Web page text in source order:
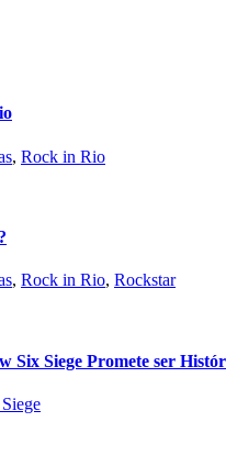
, Rock in Rio
, Rock in Rio, Rockstar
Six Siege Promete ser